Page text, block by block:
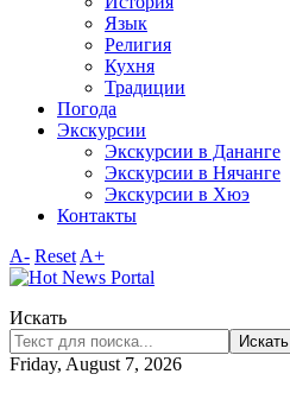
Язык
Религия
Кухня
Традиции
Погода
Экскурсии
Экскурсии в Дананге
Экскурсии в Нячанге
Экскурсии в Хюэ
Контакты
A- Reset A+
Искать
Искать
Friday, August 7, 2026